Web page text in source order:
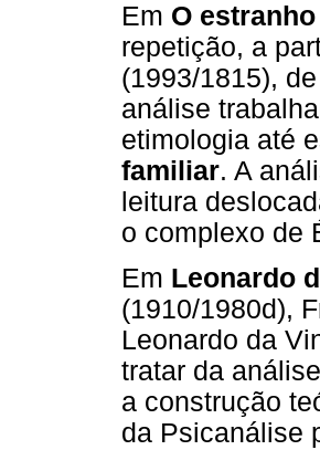
Em O estranho
repetição, a
(1993/1815),
análise
etimologia até
familiar. A
leitura
o complexo de
Em Leonardo
(1910/1980d),
Leonardo da
tratar da
a construção
da Psicanálise